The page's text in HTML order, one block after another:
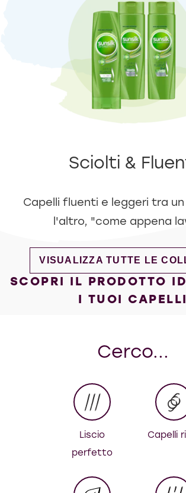
Sciolti &
Capelli fluenti e leggeri tra un
l'altro, "come appena
DISCOVER MORE ABOUT
VISUALIZZA TUTTE LE
SCOPRI IL PRODOTTO
I TUOI CAPELLI
Cerco...
Liscio
perfetto
Capelli